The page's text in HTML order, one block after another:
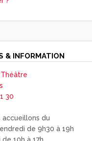
& INFORMATION
30
accueillons du
de 9h30 à 19h